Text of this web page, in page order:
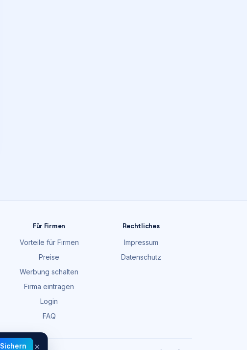
Für Firmen
Vorteile für Firmen
Preise
Werbung schalten
Firma eintragen
Login
FAQ
Rechtliches
Impressum
Datenschutz
Sichern ×